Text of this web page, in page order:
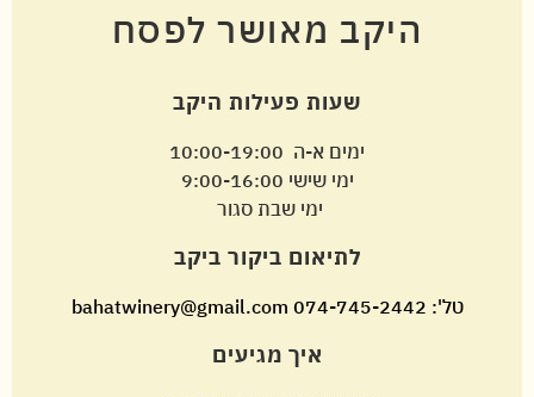
היקב מאושר לפסח
שעות פעילות היקב
ימים א-ה 10:00-19:00
ימי שישי 9:00-16:00
ימי שבת סגור
לתיאום ביקור ביקב
טל': 074-745-2442
bahatwinery@gmail.com
איך מגיעים